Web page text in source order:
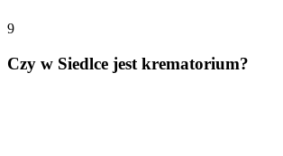
9
Czy w Siedlce jest krematorium?